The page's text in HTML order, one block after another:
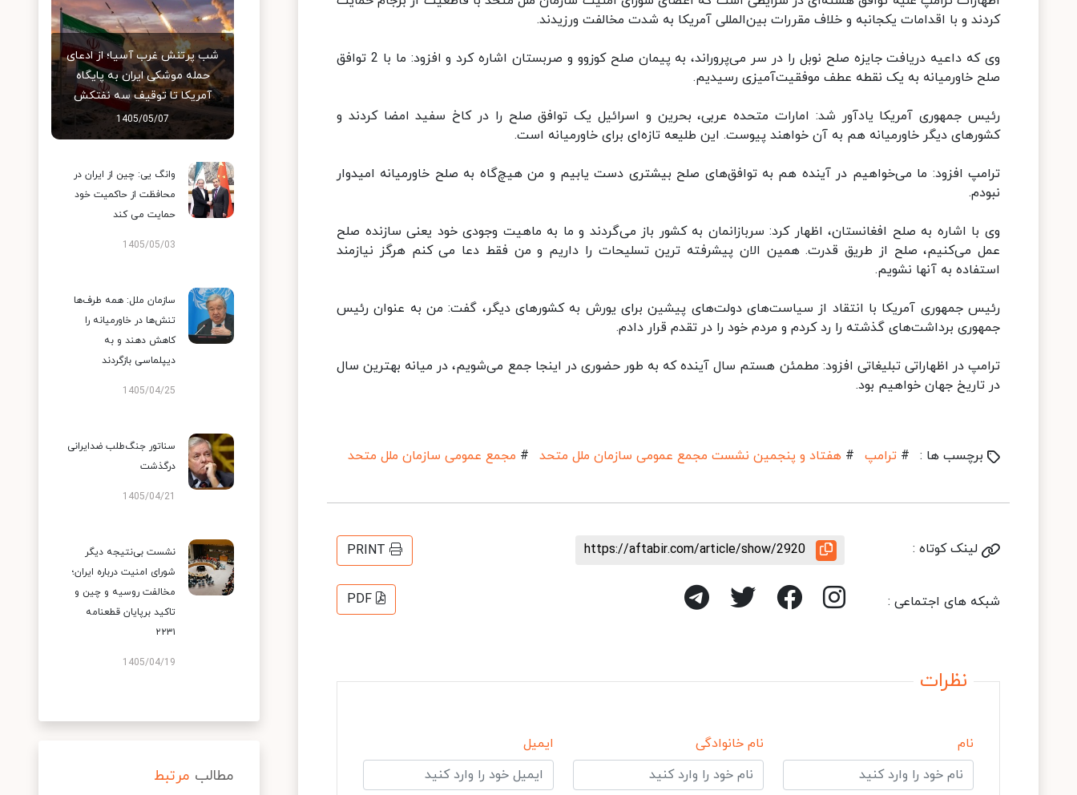
کردند و با اقدامات یکجانبه و خلاف مقررات بین‌المللی آمریکا به شدت مخالفت ورزیدند.
وی که داعیه دریافت جایزه صلح نوبل را در سر می‌پروراند، به پیمان صلح کوزوو و صربستان اشاره کرد و افزود: ما با 2 توافق
صلح خاورمیانه به یک نقطه عطف موفقیت‌آمیزی رسیدیم.
رئیس جمهوری آمریکا یادآور شد: امارات متحده عربی، بحرین و اسرائیل یک توافق صلح را در کاخ سفید امضا کردند و
کشورهای دیگر خاورمیانه هم به آن خواهند پیوست. این طلیعه تازه‌ای برای خاورمیانه است.
ترامپ افزود: ما می‌خواهیم در آینده هم به توافق‌های صلح بیشتری دست یابیم و من هیچ‌گاه به صلح خاورمیانه امیدوار
نبودم.
وی با اشاره به صلح افغانستان، اظهار کرد: سربازانمان به کشور باز می‌گردند و ما به ماهیت وجودی خود یعنی سازنده صلح
عمل می‌کنیم، صلح از طریق قدرت. همین الان پیشرفته ترین تسلیحات را داریم و من فقط دعا می کنم هرگز نیازمند
استفاده به آنها نشویم.
رئیس جمهوری آمریکا با انتقاد از سیاست‌های دولت‌های پیشین برای یورش به کشورهای دیگر، گفت: من به عنوان رئیس
جمهوری برداشت‌های گذشته را رد کردم و مردم خود را در تقدم قرار دادم.
ترامپ در اظهاراتی تبلیغاتی افزود: مطمئن هستم سال آینده که به طور حضوری در اینجا جمع می‌شویم، در میانه بهترین سال
در تاریخ جهان خواهیم بود.
برچسب ها : # ترامپ # هفتاد و پنجمین نشست مجمع عمومی سازمان ملل متحد # مجمع عمومی سازمان ملل متحد
لینک کوتاه : https://aftabir.com/article/show/2920
PRINT
شبکه های اجتماعی : PDF
نظرات
نام نام خانوادگی ایمیل
شب پرتنش غرب آسیا؛ از ادعای
حمله موشکی ایران به پایگاه
آمریکا تا توقیف سه نفتکش
1405/05/07
وانگ یی: چین از ایران در
محافظت از حاکمیت خود
حمایت می کند
1405/05/03
سازمان ملل: همه طرف‌ها
تنش‌ها در خاورمیانه را
کاهش دهند و به
دیپلماسی بازگردند
1405/04/25
سناتور جنگ‌طلب ضدایرانی
درگذشت
1405/04/21
نشست بی‌نتیجه دیگر
شورای امنیت درباره ایران؛
مخالفت روسیه و چین و
تاکید برپایان قطعنامه
۲۲۳۱
1405/04/19
مطالب مرتبط